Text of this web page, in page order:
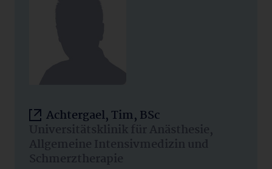
Achtergael, Tim, BSc
Universitätsklinik für Anästhesie,
Allgemeine Intensivmedizin und
Schmerztherapie